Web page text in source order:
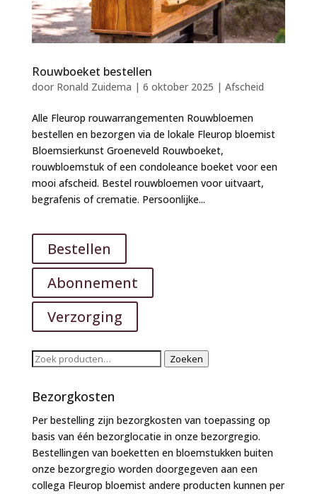
Rouwboeket bestellen
door Ronald Zuidema | 6 oktober 2025 | Afscheid
Alle Fleurop rouwarrangementen Rouwbloemen
bestellen en bezorgen via de lokale Fleurop bloemist
Bloemsierkunst Groeneveld Rouwboeket,
rouwbloemstuk of een condoleance boeket voor een
mooi afscheid. Bestel rouwbloemen voor uitvaart,
begrafenis of crematie. Persoonlijke...
Bestellen
Abonnement
Verzorging
Zoeken
Zoeken
Bezorgkosten
Per bestelling zijn bezorgkosten van toepassing op
basis van één bezorglocatie in onze bezorgregio.
Bestellingen van boeketten en bloemstukken buiten
onze bezorgregio worden doorgegeven aan een
collega Fleurop bloemist andere producten kunnen per